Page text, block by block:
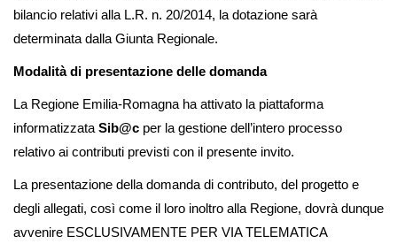
bilancio relativi alla L.R. n. 20/2014, la dotazione sarà
determinata dalla Giunta Regionale.
Modalità di presentazione delle domanda
La Regione Emilia-Romagna ha attivato la piattaforma
informatizzata Sib@c per la gestione dell’intero processo
relativo ai contributi previsti con il presente invito.
La presentazione della domanda di contributo, del progetto e
degli allegati, così come il loro inoltro alla Regione, dovrà dunque
avvenire ESCLUSIVAMENTE PER VIA TELEMATICA